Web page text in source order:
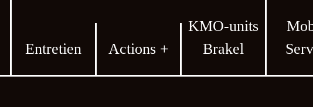
Entretien Actions +
KMO-units
Brakel